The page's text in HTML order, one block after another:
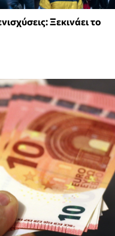
Ξεκινάει το